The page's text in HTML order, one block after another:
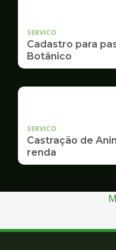
SERVICO
Cadastro para
Botânico
SERVICO
Castração de
renda